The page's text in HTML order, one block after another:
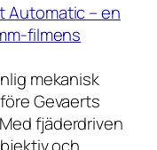
Automatic – en
filmens
mekanisk
Gevaerts
fjäderdriven